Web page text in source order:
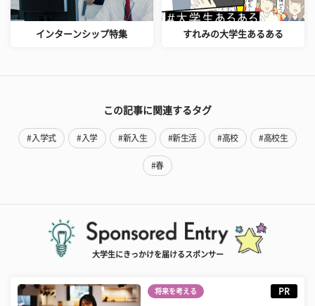
インターンシップ特集 すれみの大学生あるある
この記事に関連するタグ
#入学式 #入学 #新入生 #新生活 #高校 #高校生
#春
大学生にきっかけを届けるスポンサー
将来を考える PR